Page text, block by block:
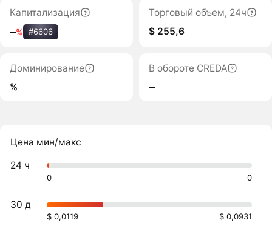
Капитализация
‒% #6606
Торговый объем, 24ч
$ 255,6
Доминирование
%
В обороте CREDA
‒
Цена мин/макс
24 ч
0 0
30 д
$ 0,0119 $ 0,0931